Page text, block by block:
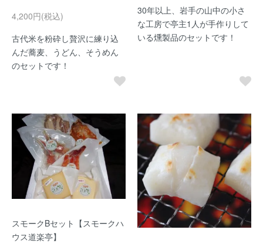
4,200円(税込)
古代米を粉砕し贅沢に練り込
んだ蕎麦、うどん、そうめん
のセットです！
30年以上、岩手の山中の小さ
な工房で亭主1人が手作りして
いる燻製品のセットです！
スモークBセット【スモークハ
ウス道楽亭】